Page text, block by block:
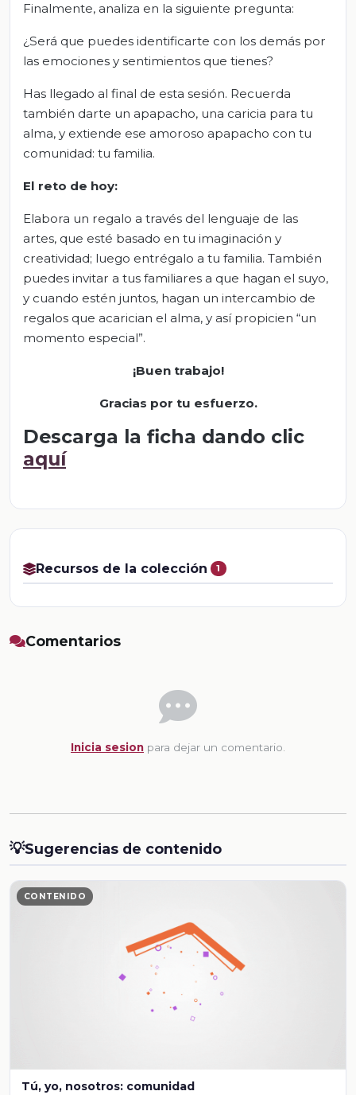
Finalmente, analiza en la siguiente pregunta:
¿Será que puedes identificarte con los demás por
las emociones y sentimientos que tienes?
Has llegado al final de esta sesión. Recuerda
también darte un apapacho, una caricia para tu
alma, y extiende ese amoroso apapacho con tu
comunidad: tu familia.
El reto de hoy:
Elabora un regalo a través del lenguaje de las
artes, que esté basado en tu imaginación y
creatividad; luego entrégalo a tu familia. También
puedes invitar a tus familiares a que hagan el suyo,
y cuando estén juntos, hagan un intercambio de
regalos que acarician el alma, y así propicien “un
momento especial”.
¡Buen trabajo!
Gracias por tu esfuerzo.
Descarga la ficha dando clic
aquí
Recursos de la colección 1
Comentarios
Inicia sesion para dejar un comentario.
💡Sugerencias de contenido
CONTENIDO
Tú, yo, nosotros: comunidad